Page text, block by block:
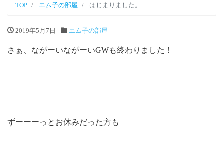
TOP エム子の部屋 はじまりました。
2019年5月7日 エム子の部屋
さぁ、ながーいながーいGWも終わりました！
ずーーーっとお休みだった方も